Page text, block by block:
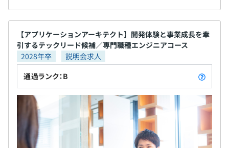
【アプリケーションアーキテクト】開発体験と事業成長を牽
引するテックリード候補／専門職種エンジニアコース
2028年卒
説明会求人
通過ランク：B